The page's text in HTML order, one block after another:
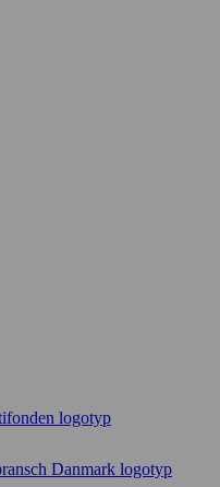
logotyp
Danmark logotyp